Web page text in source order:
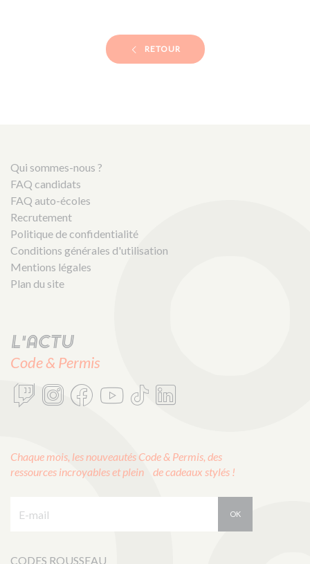
RETOUR
Qui sommes-nous ?
FAQ candidats
FAQ auto-écoles
Recrutement
Politique de confidentialité
Conditions générales d'utilisation
Mentions légales
Plan du site
L'actu
Code & Permis
Chaque mois, les nouveautés Code & Permis, des
ressources incroyables et plein de cadeaux stylés !
OK
CODES ROUSSEAU